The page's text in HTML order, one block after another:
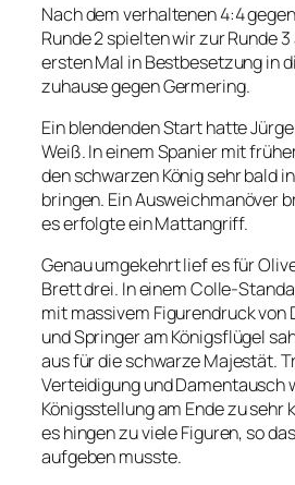
Nach dem verhaltenen 4:4
Runde 2 spielten wir zur Runde 3
ersten Mal in Bestbesetzung in
zuhause gegen Germering.
Ein blendenden Start hatte
Weiß. In einem Spanier mit
den schwarzen König sehr bald
bringen. Ein Ausweichmanöver
es erfolgte ein Mattangriff.
Genau umgekehrt lief es für
Brett drei. In einem Colle-
mit massivem Figurendruck von
und Springer am Königsflügel
aus für die schwarze Majestät.
Verteidigung und Damentausch
Königsstellung am Ende zu
es hingen zu viele Figuren, so
aufgeben musste.